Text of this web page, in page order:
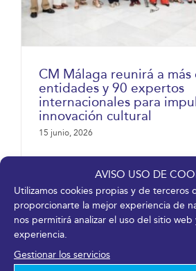
AVISO USO DE
Utilizamos cookies propias y de terceros
proporcionarte la mejor experiencia de
nos permitirá analizar el uso del sitio
experiencia.
Gestionar los servicios
CM Málaga reunirá a más
entidades y 90 expertos
internacionales para
innovación cultural
15 junio, 2026